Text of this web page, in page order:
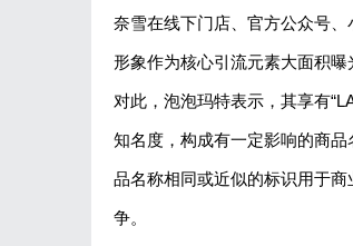
奈雪在线下门店、官方公众号
形象作为核心引流元素大面积曝
对此，泡泡玛特表示，其享有
知名度，构成有一定影响的商
品名称相同或近似的标识用于
争。